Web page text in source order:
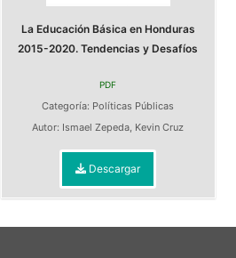
La Educación Básica en Honduras
2015-2020. Tendencias y Desafíos
PDF
Categoría: Políticas Públicas
Autor: Ismael Zepeda, Kevin Cruz
Descargar